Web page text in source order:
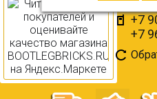
+7
+7